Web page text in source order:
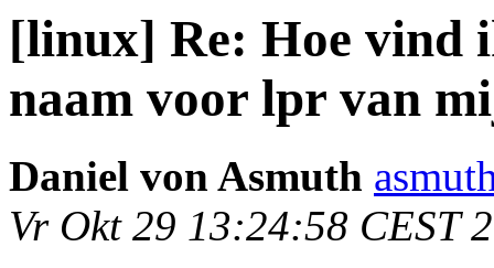
[linux] Re: Hoe vind
naam voor lpr van
Daniel von Asmuth
Vr Okt 29 13:24:58 CEST